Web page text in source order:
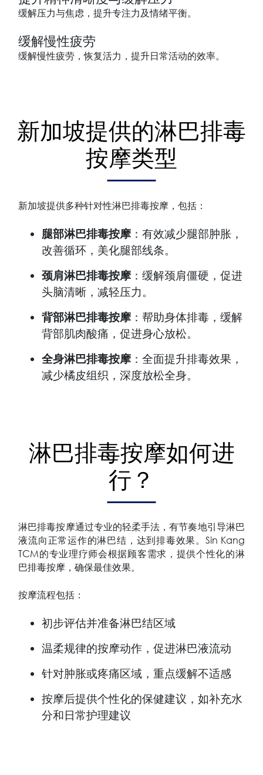
缓解压力与焦虑，提升专注力及情绪平衡。
缓解慢性疲劳
缓解慢性疲劳，恢复活力，提升日常活动的效率。
新加坡提供的淋巴排毒
按摩类型
新加坡提供多种针对性淋巴排毒按摩，包括：
腿部淋巴排毒按摩：有效减少腿部肿胀，
改善循环，美化腿部线条。
颈肩淋巴排毒按摩：缓解颈肩僵硬，促进
头脑清晰，减轻压力。
背部淋巴排毒按摩：帮助身体排毒，缓解
背部肌肉酸痛，促进身心放松。
全身淋巴排毒按摩：全面提升排毒效果，
减少橘皮组织，深度放松全身。
淋巴排毒按摩如何进
行？
淋巴排毒按摩通过专业的轻柔手法，有节奏地引导淋巴
液流向正常运作的淋巴结，达到排毒效果。Sin Kang
TCM的专业理疗师会根据顾客需求，提供个性化的淋
巴排毒按摩，确保最佳效果。
按摩流程包括：
初步评估并准备淋巴结区域
温柔规律的按摩动作，促进淋巴液流动
针对肿胀或疼痛区域，重点缓解不适感
按摩后提供个性化的保健建议，如补充水
分和日常护理建议